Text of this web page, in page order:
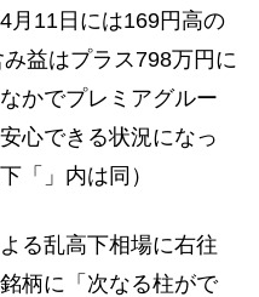
月11日には169円高の
益はプラス798万円に
かでプレミアグルー
心できる状況になっ
「」内は同）
る乱高下相場に右往
柄に「次なる柱がで